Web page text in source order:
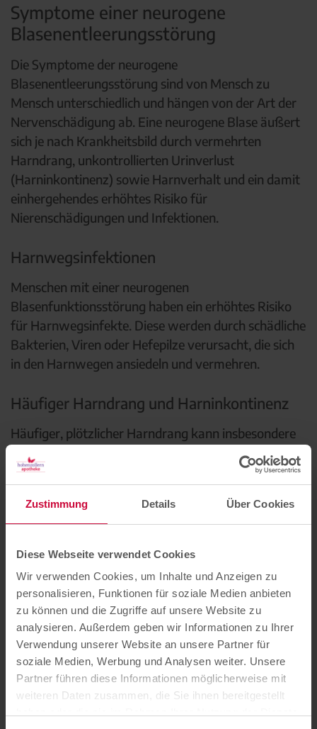
Zustimmung Details Über Cookies
Diese Webseite verwendet Cookies
Wir verwenden Cookies, um Inhalte und Anzeigen zu
personalisieren, Funktionen für soziale Medien anbieten
zu können und die Zugriffe auf unsere Website zu
analysieren. Außerdem geben wir Informationen zu Ihrer
Verwendung unserer Website an unsere Partner für
soziale Medien, Werbung und Analysen weiter. Unsere
Partner führen diese Informationen möglicherweise mit
weiteren Daten zusammen, die Sie ihnen bereitgestellt
Symptome einer neurogene
Blasenentleerungsstörung
Die Symptome der neurogene
Blasenentleerungsstörung sind von Mensch zu
Mensch unterschiedlich und hängen von der Art der
Nervenschädigung ab. Eine neurogene Blase äußert
sich je nach Krankheitsbild durch vermehrten
Harndrang, unkontrollierten Urinverlust
(Harninkontinenz) sowie Harnverhalt und ein damit
einhergehendes erhöhtes Risiko für
Nierenschädigungen und Infektionen.
Harnwegsinfektionen
Menschen mit einer neurogenen
Blasenfunktionsstörung haben ein erhöhtes Risiko
für Harnwegsinfekte. Diese werden durch schädliche
Bakterien, Viren oder Hefepilze verursacht, die sich
in den Harnwegen ansiedeln und vermehren.
Häufiger Harndrang und Harninkontinenz
Häufiger, plötzlicher Harndrang kann insbesondere
bei der spastischen Blase vorkommen. Dies ist auf
die erniedrigte Kapazität der Blase und/oder auf eine
Störung des Kontrollmechanismus zurückzuführen.
Als häufig gilt dabei: mehr als acht Toilettengänge in
24 Stunden.
Ist die Blasenmuskulatur überaktiv und kontrahiert
häufiger als üblich, kann es zu unkontrolliertem
Harnabfluss von einigen Tropfen bis hin zu größeren
Urinmengen kommen. Dieser unkontrollierte
Urinverlust wird als Harninkontinenz bezeichnet und
kann auch nachts im Schlaf auftreten.
Harnverhalt
Haben Patient:innen Schwierigkeiten, das